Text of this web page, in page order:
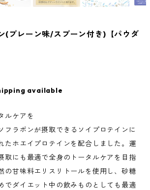
(プレーン味/スプーン付き)【パウダ
available
ルケアを
フラボンが摂取できるソイプロテインに
たホエイプロテインを配合しました。運
取にも最適で全身のトータルケアを目指
の甘味料エリスリトールを使用し、砂糖
でダイエット中の飲みものとしても最適